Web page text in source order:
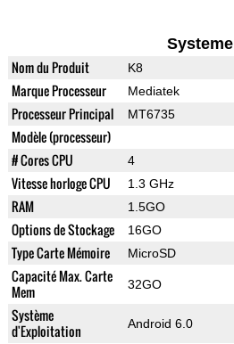
Systeme
Nom du Produit K8
Marque Processeur Mediatek
Processeur Principal MT6735
Modèle (processeur)
# Cores CPU 4
Vitesse horloge CPU 1.3 GHz
RAM 1.5GO
Options de Stockage 16GO
Type Carte Mémoire MicroSD
Capacité Max. Carte
Mem
32GO
Système
d'Exploitation
Android 6.0